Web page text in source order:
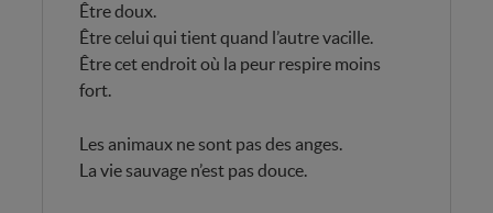
Être doux.
Être celui qui tient quand l’autre vacille.
Être cet endroit où la peur respire moins
fort.
Les animaux ne sont pas des anges.
La vie sauvage n’est pas douce.